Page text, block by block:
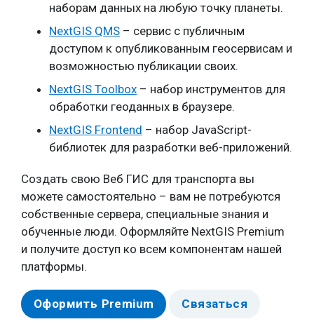
наборам данных на любую точку планеты.
NextGIS QMS – сервис с публичным
доступом к опубликованным геосервисам и
возможностью публикации своих.
NextGIS Toolbox – набор инструментов для
обработки геоданных в браузере.
NextGIS Frontend – набор JavaScript-
библиотек для разработки веб-приложений.
Создать свою Веб ГИС для транспорта вы
можете самостоятельно – вам не потребуются
собственные сервера, специальные знания и
обученные люди. Оформляйте NextGIS Premium
и получите доступ ко всем компонентам нашей
платформы.
Оформить Premium Связаться